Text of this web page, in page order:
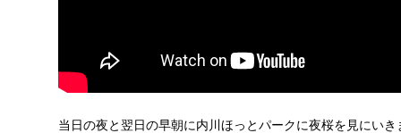
当日の夜と翌日の早朝に内川ほっとパークに夜桜を見にい